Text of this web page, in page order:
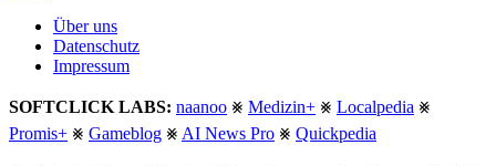
Über uns
Datenschutz
Impressum
SOFTCLICK LABS: naanoo ⨳ Medizin+ ⨳ Localpedia ⨳
Promis+ ⨳ Gameblog ⨳ AI News Pro ⨳ Quickpedia